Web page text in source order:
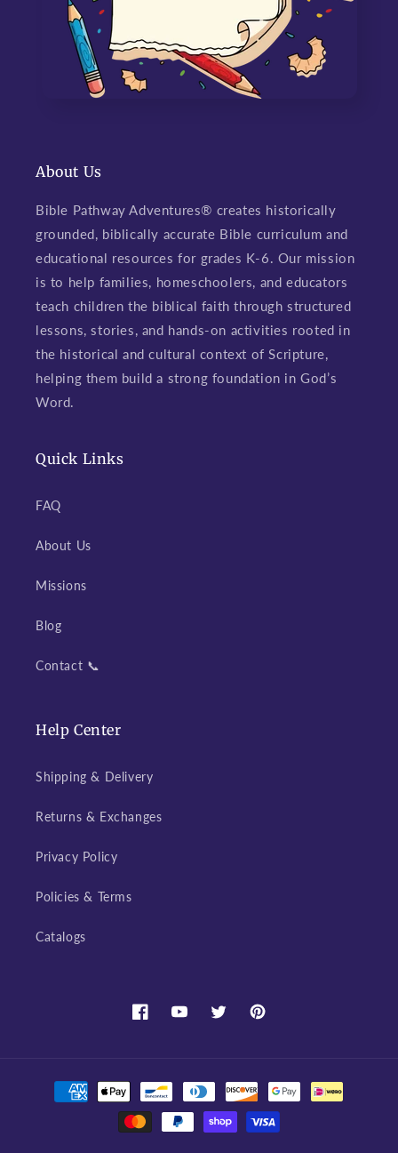
About Us
Bible Pathway Adventures® creates historically
grounded, biblically accurate Bible curriculum and
educational resources for grades K-6. Our mission
is to help families, homeschoolers, and educators
teach children the biblical faith through structured
lessons, stories, and hands-on activities rooted in
the historical and cultural context of Scripture,
helping them build a strong foundation in God’s
Word.
Quick Links
FAQ
About Us
Missions
Blog
Contact 📞
Help Center
Shipping & Delivery
Returns & Exchanges
Privacy Policy
Policies & Terms
Catalogs
FacebookYouTubeTwitterPinterest
Payment
methods